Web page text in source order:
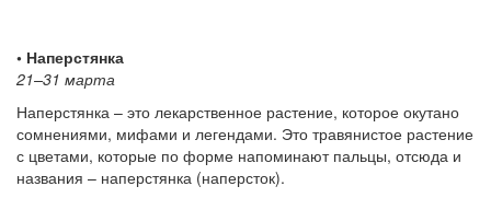
• Наперстянка
21–31 марта
Наперстянка – это лекарственное растение, которое окутано
сомнениями, мифами и легендами. Это травянистое растение
с цветами, которые по форме напоминают пальцы, отсюда и
названия – наперстянка (наперсток).